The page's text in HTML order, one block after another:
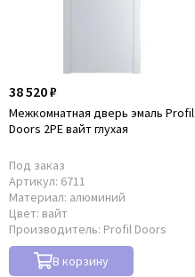
38 520 ₽
Межкомнатная дверь эмаль Profil
Doors 2PE вайт глухая
Под заказ
Артикул: 6711
Материал: алюминий
Цвет: вайт
Производитель: Profil Doors
В корзину